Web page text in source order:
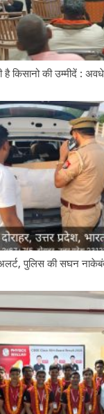
है किसानो की उम्मीदें :
अलर्ट, पुलिस की सघन